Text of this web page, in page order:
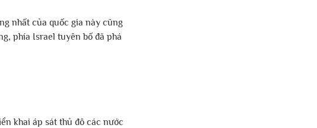
nhất của quốc gia này cũng
phía Israel tuyên bố đã phá
khai áp sát thủ đô các nước